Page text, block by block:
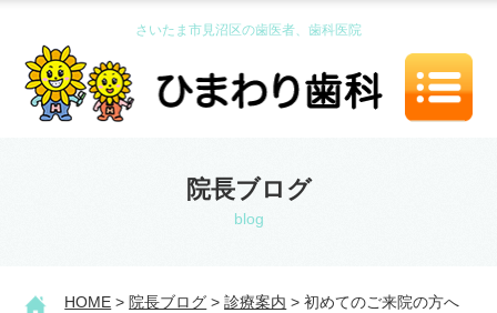
さいたま市見沼区の歯医者、歯科医院
院長ブログ
blog
HOME > 院長ブログ >診療案内 > 初めてのご来院の方へ